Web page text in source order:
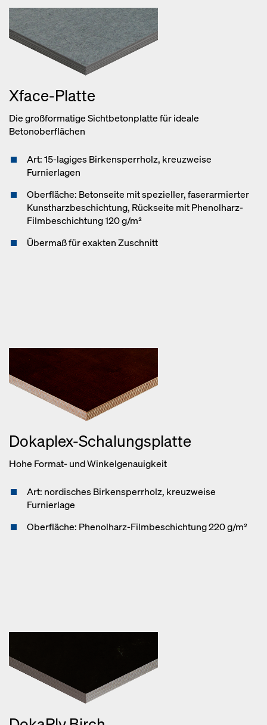
Xface-Platte
Die großformatige Sichtbetonplatte für ideale
Betonoberflächen
Art: 15-lagiges Birkensperrholz, kreuzweise
Furnierlagen
Oberfläche: Betonseite mit spezieller, faserarmierter
Kunstharzbeschichtung, Rückseite mit Phenolharz-
Filmbeschichtung 120 g/m²
Übermaß für exakten Zuschnitt
Dokaplex-Schalungsplatte
Hohe Format- und Winkelgenauigkeit
Art: nordisches Birkensperrholz, kreuzweise
Furnierlage
Oberfläche: Phenolharz-Filmbeschichtung 220 g/m²